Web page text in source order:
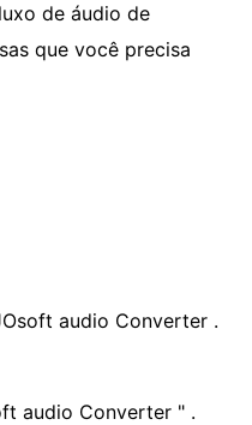
de áudio de
que você precisa
audio Converter .
audio Converter " .